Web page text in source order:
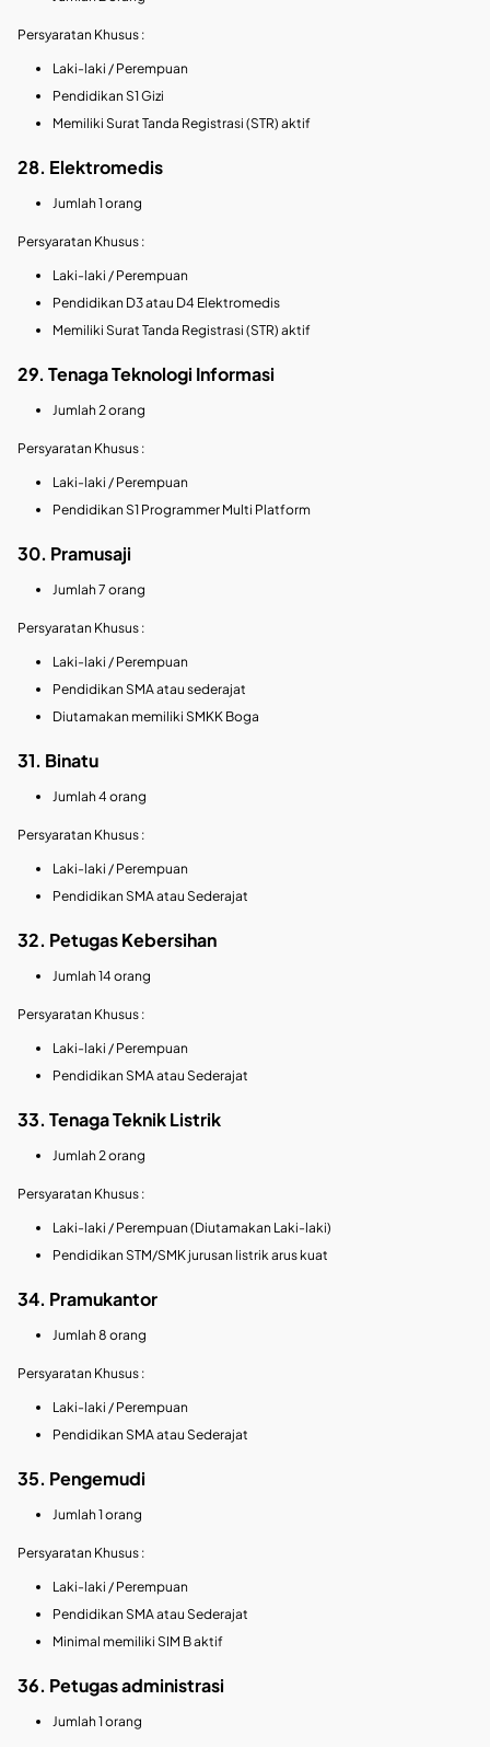
Persyaratan Khusus :
Laki-laki / Perempuan
Pendidikan S1 Gizi
Memiliki Surat Tanda Registrasi (STR) aktif
28. Elektromedis
Jumlah 1 orang
Persyaratan Khusus :
Laki-laki / Perempuan
Pendidikan D3 atau D4 Elektromedis
Memiliki Surat Tanda Registrasi (STR) aktif
29. Tenaga Teknologi Informasi
Jumlah 2 orang
Persyaratan Khusus :
Laki-laki / Perempuan
Pendidikan S1 Programmer Multi Platform
30. Pramusaji
Jumlah 7 orang
Persyaratan Khusus :
Laki-laki / Perempuan
Pendidikan SMA atau sederajat
Diutamakan memiliki SMKK Boga
31. Binatu
Jumlah 4 orang
Persyaratan Khusus :
Laki-laki / Perempuan
Pendidikan SMA atau Sederajat
32. Petugas Kebersihan
Jumlah 14 orang
Persyaratan Khusus :
Laki-laki / Perempuan
Pendidikan SMA atau Sederajat
33. Tenaga Teknik Listrik
Jumlah 2 orang
Persyaratan Khusus :
Laki-laki / Perempuan (Diutamakan Laki-laki)
Pendidikan STM/SMK jurusan listrik arus kuat
34. Pramukantor
Jumlah 8 orang
Persyaratan Khusus :
Laki-laki / Perempuan
Pendidikan SMA atau Sederajat
35. Pengemudi
Jumlah 1 orang
Persyaratan Khusus :
Laki-laki / Perempuan
Pendidikan SMA atau Sederajat
Minimal memiliki SIM B aktif
36. Petugas administrasi
Jumlah 1 orang